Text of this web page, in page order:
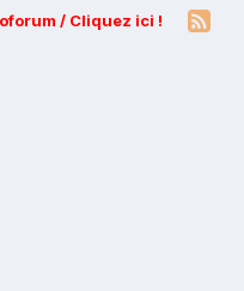
/ Cliquez ici !